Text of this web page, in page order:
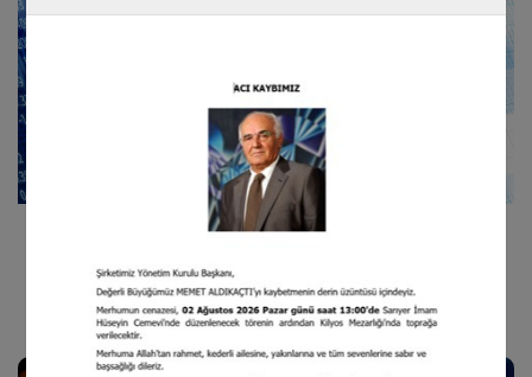
CORPORATE INFORMATION